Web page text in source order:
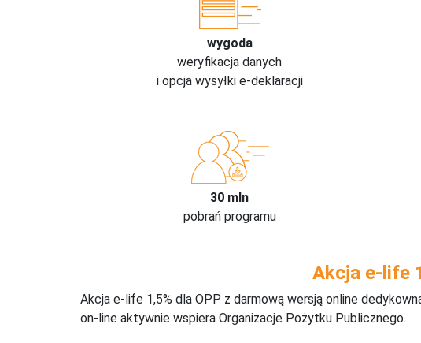
wygoda
weryfikacja danych
i opcja wysyłki e-deklaracji
30 mln
pobrań programu
Akcja e-life
Akcja e-life 1,5% dla OPP z darmową wersją online
on-line aktywnie wspiera Organizacje Pożytku Publicznego.